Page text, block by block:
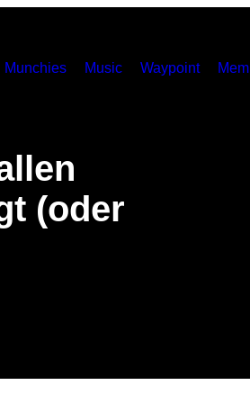
Munchies Music Waypoint
(oder